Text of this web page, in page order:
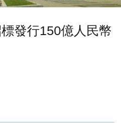
發行150億人民幣